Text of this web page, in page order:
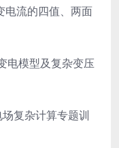
电流的四值、两面
电模型及复杂变压
复杂计算专题训